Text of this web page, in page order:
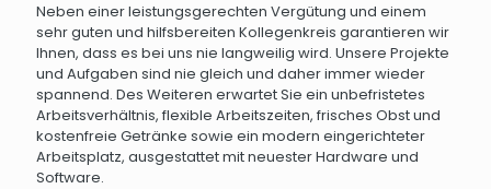
Neben einer leistungsgerechten Vergütung und einem
sehr guten und hilfsbereiten Kollegenkreis garantieren wir
Ihnen, dass es bei uns nie langweilig wird. Unsere Projekte
und Aufgaben sind nie gleich und daher immer wieder
spannend. Des Weiteren erwartet Sie ein unbefristetes
Arbeitsverhältnis, flexible Arbeitszeiten, frisches Obst und
kostenfreie Getränke sowie ein modern eingerichteter
Arbeitsplatz, ausgestattet mit neuester Hardware und
Software.